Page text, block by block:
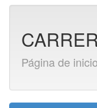
Página de